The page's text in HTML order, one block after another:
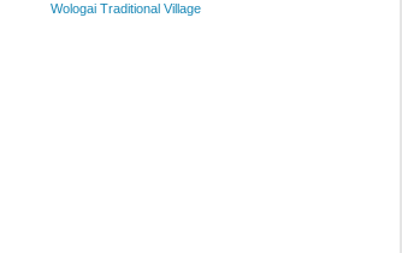
Wologai Traditional Village